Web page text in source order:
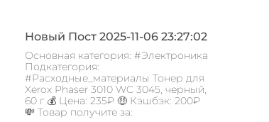
Новый Пост 2025-11-06 23:27:02
Основная категория: #Электроника
Подкатегория:
#Расходные_материалы Тонер для
Xerox Phaser 3010 WC 3045, черный,
60 г 💰 Цена: 235₽ 🤑 Кэшбэк: 200₽
💸 Товар получите за: